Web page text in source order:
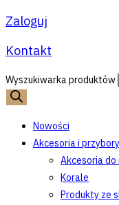
Zaloguj
Kontakt
Wyszukiwarka produktów
Nowości
Akcesoria i przybory
Akcesoria do
Korale
Produkty ze